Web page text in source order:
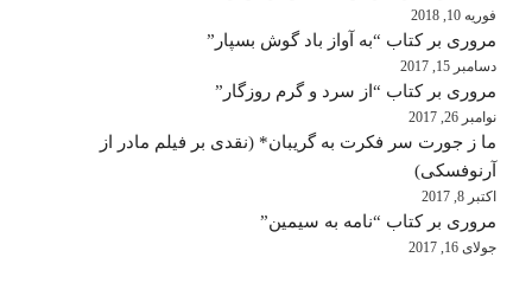
فوریه 10, 2018
مروری بر کتاب “به آواز باد گوش بسپار”
دسامبر 15, 2017
مروری بر کتاب “از سرد و گرم روزگار”
نوامبر 26, 2017
ما ز جورت سر فکرت به گریبان* (نقدی بر فیلم مادر از
آرنوفسکی)
اکتبر 8, 2017
مروری بر کتاب “نامه به سیمین”
جولای 16, 2017